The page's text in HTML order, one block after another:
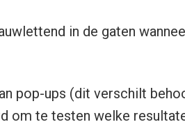
in de gaten
pop-ups (dit verschilt
om te testen welke